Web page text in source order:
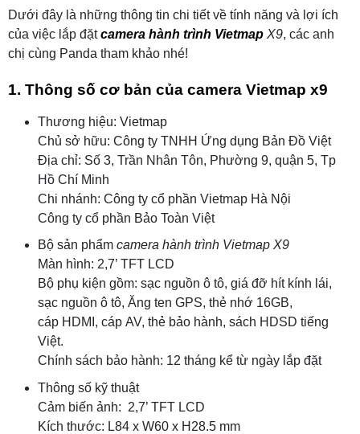
Dưới đây là những thông tin chi tiết về tính năng và lợi ích
của việc lắp đặtcamera hành trình Vietmap X9, các anh
chị cùng Panda tham khảo nhé!
1. Thông số cơ bản của camera Vietmap x9
Thương hiệu: Vietmap
Chủ sở hữu: Công ty TNHH Ứng dụng Bản Đồ Việt
Địa chỉ: Số 3, Trần Nhân Tôn, Phường 9, quận 5, Tp
Hồ Chí Minh
Chi nhánh: Công ty cổ phần Vietmap Hà Nội
Công ty cổ phần Bảo Toàn Việt
Bộ sản phẩm camera hành trình Vietmap X9
Màn hình: 2,7’ TFT LCD
Bộ phụ kiện gồm: sạc nguồn ô tô, giá đỡ hít kính lái,
sạc nguồn ô tô, Ăng ten GPS, thẻ nhớ 16GB,
cáp HDMI, cáp AV, thẻ bảo hành, sách HDSD tiếng
Việt.
Chính sách bảo hành: 12 tháng kể từ ngày lắp đặt
Thông số kỹ thuật
Cảm biến ảnh: 2,7’ TFT LCD
Kích thước: L84 x W60 x H28.5 mm